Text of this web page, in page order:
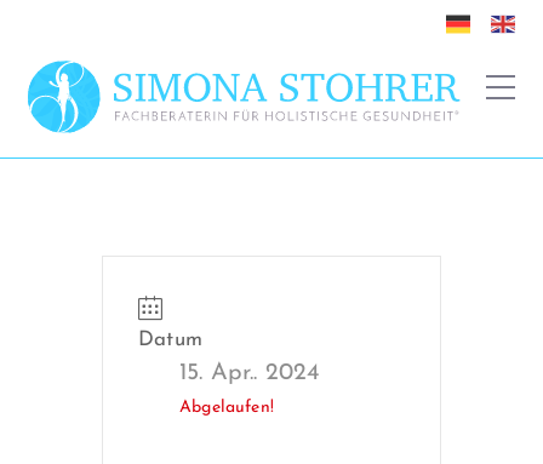
Datum
15. Apr.. 2024
Abgelaufen!